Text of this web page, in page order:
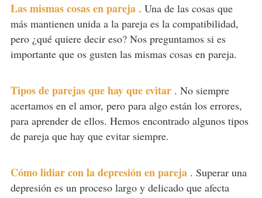
Las mismas cosas en pareja . Una de las cosas que
más mantienen unida a la pareja es la compatibilidad,
pero ¿qué quiere decir eso? Nos preguntamos si es
importante que os gusten las mismas cosas en pareja.
Tipos de parejas que hay que evitar . No siempre
acertamos en el amor, pero para algo están los errores,
para aprender de ellos. Hemos encontrado algunos tipos
de pareja que hay que evitar siempre.
Cómo lidiar con la depresión en pareja . Superar una
depresión es un proceso largo y delicado que afecta